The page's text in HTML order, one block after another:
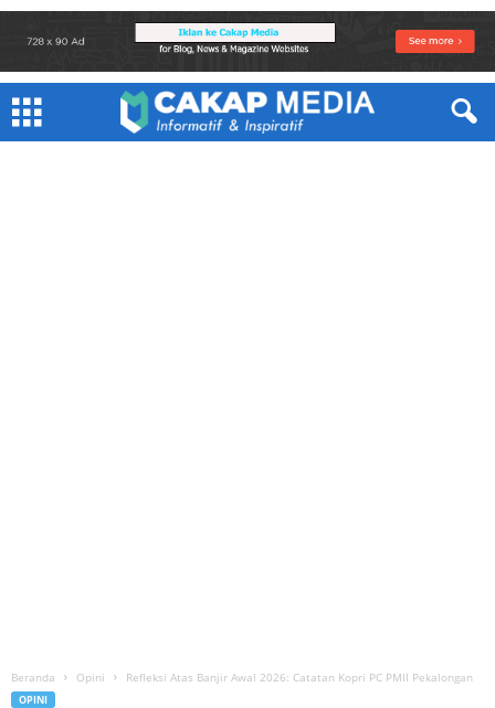
Beranda Opini Refleksi Atas Banjir Awal 2026: Catatan Kopri PC PMII Pekalongan
OPINI